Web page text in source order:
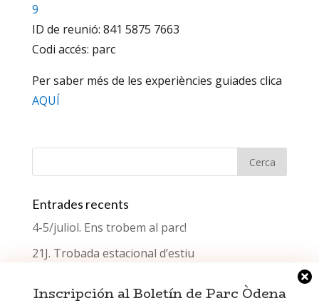
9
ID de reunió: 841 5875 7663
Codi accés: parc
Per saber més de les experiències guiades clica
AQUÍ
Inscripción al Boletín de Parc Òdena
Entrades recents
4-5/juliol. Ens trobem al parc!
21J. Trobada estacional d’estiu
Trobada estacional de primavera